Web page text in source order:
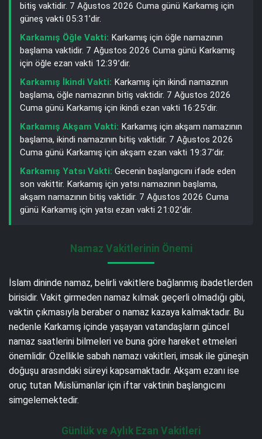
bitiş vaktidir. 7 Ağustos 2026 Cuma günü Karkamış için
güneş vakti 05:31’dir.
Karkamış Öğle Vakti: Karkamış için öğle namazının
başlama vaktidir. 7 Ağustos 2026 Cuma günü Karkamış
için öğle ezan vakti 12:39’dir.
Karkamış İkindi Vakti: Karkamış için ikindi namazının
başlama, öğle namazının bitiş vaktidir. 7 Ağustos 2026
Cuma günü Karkamış için ikindi ezan vakti 16:25’dir.
Karkamış Akşam Vakti: Karkamış için akşam namazının
başlama, ikindi namazının bitiş vaktidir. 7 Ağustos 2026
Cuma günü Karkamış için akşam ezan vakti 19:37’dir.
Karkamış Yatsı Vakti: Gecenin başlangıcını ifade eden
son vakittir. Karkamış için yatsı namazının başlama,
akşam namazının bitiş vaktidir. 7 Ağustos 2026 Cuma
günü Karkamış için yatsı ezan vakti 21:02’dir.
Namaz Vakitlerinin Önemi
İslam dininde namaz, belirli vakitlere bağlanmış ibadetlerden
birisidir. Vakit girmeden namaz kılmak geçerli olmadığı gibi,
vaktin çıkmasıyla beraber o namaz kazaya kalmaktadır. Bu
nedenle Karkamış içinde yaşayan vatandaşların güncel
namaz saatlerini bilmeleri ve buna göre hareket etmeleri
önemlidir. Özellikle sabah namazı vakitleri, imsak ile güneşin
doğuşu arasındaki süreyi kapsamaktadır. Akşam ezanı ise
oruç tutan Müslümanlar için iftar vaktinin başlangıcını
simgelemektedir.
Günlük ve Aylık Ezan Vakitleri